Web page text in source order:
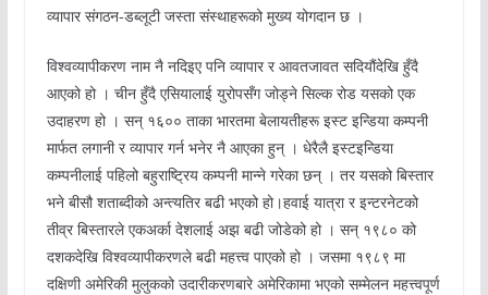
व्यापार संगठन-डब्लूटी जस्ता संस्थाहरूको मुख्य योगदान छ ।
विश्वव्यापीकरण नाम नै नदिइए पनि व्यापार र आवतजावत सदियौंदेखि हुँदै
आएको हो । चीन हुँदै एसियालाई युरोपसँग जोड्ने सिल्क रोड यसको एक
उदाहरण हो । सन् १६०० ताका भारतमा बेलायतीहरू इस्ट इन्डिया कम्पनी
मार्फत लगानी र व्यापार गर्न भनेर नै आएका हुन् । धेरैलै इस्टइन्डिया
कम्पनीलाई पहिलो बहुराष्ट्रिय कम्पनी मान्ने गरेका छन् । तर यसको बिस्तार
भने बीसौ शताब्दीको अन्त्यतिर बढी भएको हो।हवाई यात्रा र इन्टरनेटको
तीव्र बिस्तारले एकअर्का देशलाई अझ बढी जोडेको हो । सन् १९८० को
दशकदेखि विश्वव्यापीकरणले बढी महत्त्व पाएको हो । जसमा १९८९ मा
दक्षिणी अमेरिकी मुलुकको उदारीकरणबारे अमेरिकामा भएको सम्मेलन महत्त्वपूर्ण